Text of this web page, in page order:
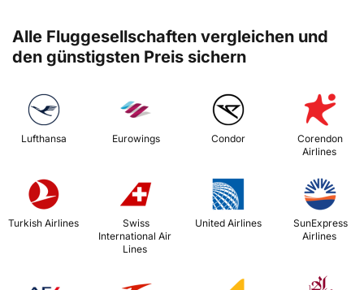
Alle Fluggesellschaften vergleichen und
den günstigsten Preis sichern
Lufthansa Eurowings Condor
Corendon
Airlines
Turkish Airlines
International Air
Lines
United Airlines
Airlines